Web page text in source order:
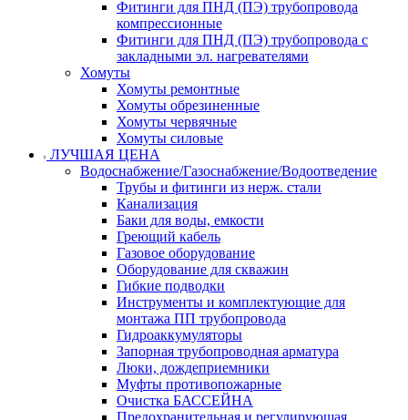
Фитинги для ПНД (ПЭ) трубопровода
компрессионные
Фитинги для ПНД (ПЭ) трубопровода с
закладными эл. нагревателями
Хомуты
Хомуты ремонтные
Хомуты обрезиненные
Хомуты червячные
Хомуты силовые
ЛУЧШАЯ ЦЕНА
Водоснабжение/Газоснабжение/Водоотведение
Трубы и фитинги из нерж. стали
Канализация
Баки для воды, емкости
Греющий кабель
Газовое оборудование
Оборудование для скважин
Гибкие подводки
Инструменты и комплектующие для
монтажа ПП трубопровода
Гидроаккумуляторы
Запорная трубопроводная арматура
Люки, дождеприемники
Муфты противопожарные
Очистка БАССЕЙНА
Предохранительная и регулирующая